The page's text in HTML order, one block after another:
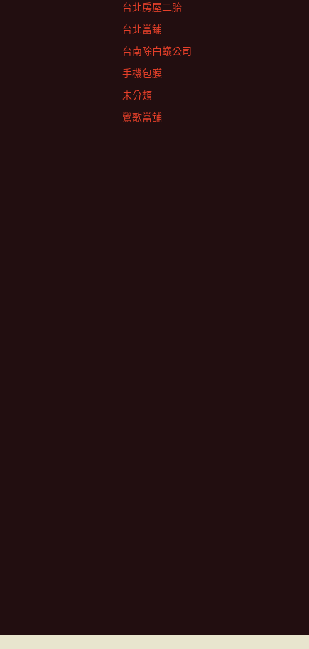
台北房屋二胎
台北當鋪
台南除白蟻公司
手機包膜
未分類
鶯歌當舖